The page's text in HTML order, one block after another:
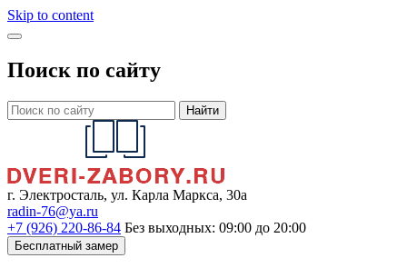
Skip to content
Поиск по сайту
Найти
г. Электросталь, ул. Карла Маркса, 30а
radin-76@ya.ru
+7 (926) 220-86-84 Без выходных: 09:00 до 20:00
Бесплатный замер